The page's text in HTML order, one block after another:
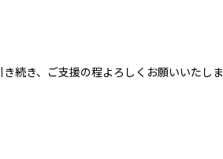
続き、ご支援の程よろしくお願いいたしま